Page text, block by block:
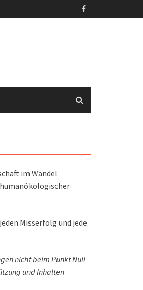
im Wandel
Misserfolg und jede
nicht beim Punkt Null
und Inhalten